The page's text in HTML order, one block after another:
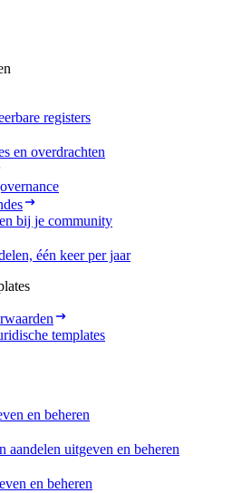
registers
en overdrachten
bij je community
één keer per jaar
templates
en beheren
aandelen uitgeven en beheren
en beheren